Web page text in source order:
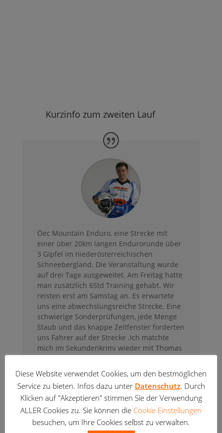
Kurzinfo zum zweiten Lauf
Öec Mountain Enduro, eine Strecke mit
einer über 20km langen Endurorunde über
3 Gipfel im niederösterreichischen
Schneebergland. Die Veranstaltung wurde
auf drei Tage ausgeweitet. Am Freitag hatte
man zusätzlich 6Std Training gehabt. Wir
reisten erst am Samstag an. Es erwartete
uns eine abwechslungsreiche Strecke. Eine
schwierige Sonderprüfungen, jede Menge
Staub und das knappe Zeitfenster forderten
uns Fahrer auf der Strecke .Ich matchte
mich im Sekundenkrimi wieder mit Thomas
Reichhold und fuhr diese mal den zweiten
Platz ein. Michael wurde nach zwei
gefahrenen Sonderprüfungen zum
Aufgeben gezwungen, mit einer
gebrochenen großen Zehe.
Prolog Walter Platz 1
Prolog Michael Platz 3
Diese Website verwendet Cookies, um den bestmöglichen
Service zu bieten. Infos dazu unter Datenschutz. Durch
Klicken auf "Akzeptieren" stimmen Sie der Verwendung
ALLER Cookies zu. Sie können die Cookie Einstellungen
besuchen, um Ihre Cookies selbst zu verwalten.